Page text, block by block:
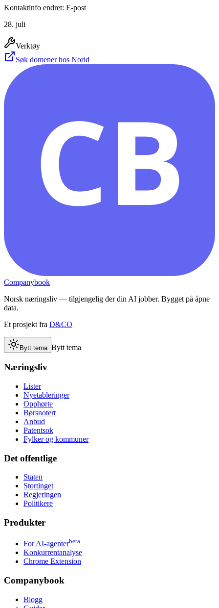
Kontaktinfo endret: E-post
28. juli
Verktøy
Søk domener hos Norid
CB
Companybook
Norsk næringsliv — tilgjengelig der din AI jobber. Bygget på åpne
data.
Et prosjekt fra D&CO
Bytt tema Bytt tema
Næringsliv
Lister
Nyetableringer
Opphørte
Børsnotert
Anbud
Patentsok
Fylker og kommuner
Det offentlige
Staten
Stortinget
Regjeringen
Politikere
Produkter
For AI-agenterbeta
Konkurrentanalyse
Chrome Extension
Companybook
Blogg